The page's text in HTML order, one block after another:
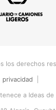
los derechos
privacidad
a Ideas de